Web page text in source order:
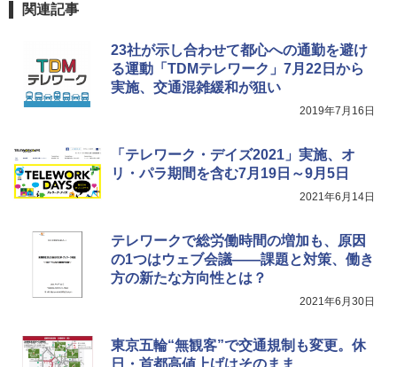
関連記事
23社が示し合わせて都心への通勤を避け
る運動「TDMテレワーク」7月22日から
実施、交通混雑緩和が狙い
2019年7月16日
「テレワーク・デイズ2021」実施、オ
リ・パラ期間を含む7月19日～9月5日
2021年6月14日
テレワークで総労働時間の増加も、原因
の1つはウェブ会議――課題と対策、働き
方の新たな方向性とは？
2021年6月30日
東京五輪“無観客”で交通規制も変更。休
日・首都高値上げはそのまま